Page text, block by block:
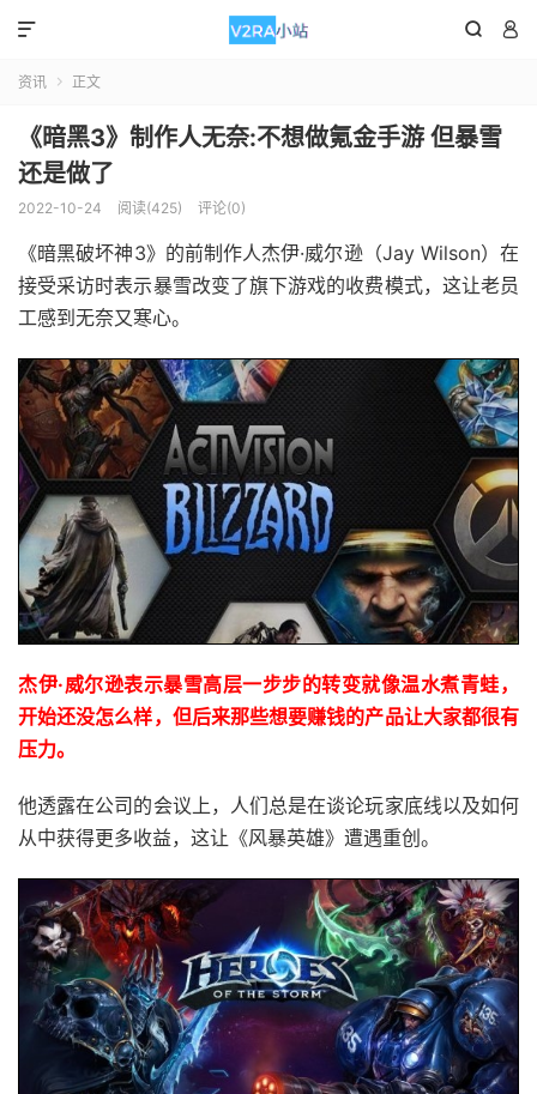
 

资讯  正文
《暗黑3》制作人无奈:不想做氪金手游 但暴雪
还是做了
2022-10-24 阅读(425) 评论(0)
《暗黑破坏神3》的前制作人杰伊·威尔逊（Jay Wilson）在
接受采访时表示暴雪改变了旗下游戏的收费模式，这让老员
工感到无奈又寒心。
杰伊·威尔逊表示暴雪高层一步步的转变就像温水煮青蛙，
开始还没怎么样，但后来那些想要赚钱的产品让大家都很有
压力。
他透露在公司的会议上，人们总是在谈论玩家底线以及如何
从中获得更多收益，这让《风暴英雄》遭遇重创。